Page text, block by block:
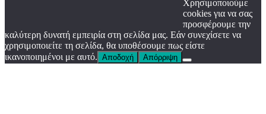
Χρησιμοποιούμε
cookies για να σας
προσφέρουμε την
καλύτερη δυνατή εμπειρία στη σελίδα μας. Εάν συνεχίσετε να
χρησιμοποιείτε τη σελίδα, θα υποθέσουμε πως είστε
ικανοποιημένοι με αυτό. Αποδοχή Απόρριψη